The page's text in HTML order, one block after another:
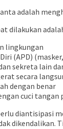
adalah
dilakukan
lingkungan
(APD)
sekreta lain
secara
dengan benar
cuci
diantisipasi
dikendalikan.